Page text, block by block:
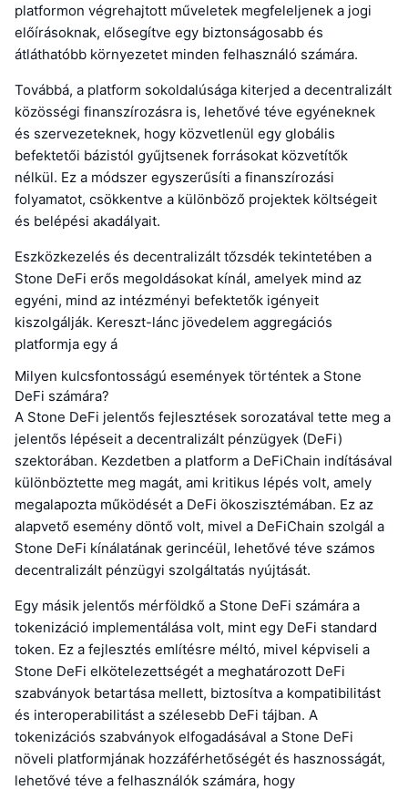
platformon végrehajtott műveletek megfeleljenek a jogi
előírásoknak, elősegítve egy biztonságosabb és
átláthatóbb környezetet minden felhasználó számára.
Továbbá, a platform sokoldalúsága kiterjed a decentralizált
közösségi finanszírozásra is, lehetővé téve egyéneknek
és szervezeteknek, hogy közvetlenül egy globális
befektetői bázistól gyűjtsenek forrásokat közvetítők
nélkül. Ez a módszer egyszerűsíti a finanszírozási
folyamatot, csökkentve a különböző projektek költségeit
és belépési akadályait.
Eszközkezelés és decentralizált tőzsdék tekintetében a
Stone DeFi erős megoldásokat kínál, amelyek mind az
egyéni, mind az intézményi befektetők igényeit
kiszolgálják. Kereszt-lánc jövedelem aggregációs
platformja egy á
Milyen kulcsfontosságú események történtek a Stone
DeFi számára?
A Stone DeFi jelentős fejlesztések sorozatával tette meg a
jelentős lépéseit a decentralizált pénzügyek (DeFi)
szektorában. Kezdetben a platform a DeFiChain indításával
különböztette meg magát, ami kritikus lépés volt, amely
megalapozta működését a DeFi ökoszisztémában. Ez az
alapvető esemény döntő volt, mivel a DeFiChain szolgál a
Stone DeFi kínálatának gerincéül, lehetővé téve számos
decentralizált pénzügyi szolgáltatás nyújtását.
Egy másik jelentős mérföldkő a Stone DeFi számára a
tokenizáció implementálása volt, mint egy DeFi standard
token. Ez a fejlesztés említésre méltó, mivel képviseli a
Stone DeFi elkötelezettségét a meghatározott DeFi
szabványok betartása mellett, biztosítva a kompatibilitást
és interoperabilitást a szélesebb DeFi tájban. A
tokenizációs szabványok elfogadásával a Stone DeFi
növeli platformjának hozzáférhetőségét és hasznosságát,
lehetővé téve a felhasználók számára, hogy